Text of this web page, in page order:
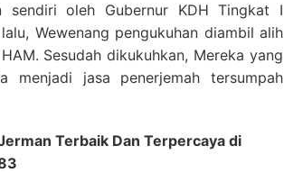
sendiri oleh Gubernur KDH Tingkat I
Wewenang pengukuhan diambil alih
Sesudah dikukuhkan, Mereka yang
menjadi jasa penerjemah tersumpah
Terbaik Dan Terpercaya di